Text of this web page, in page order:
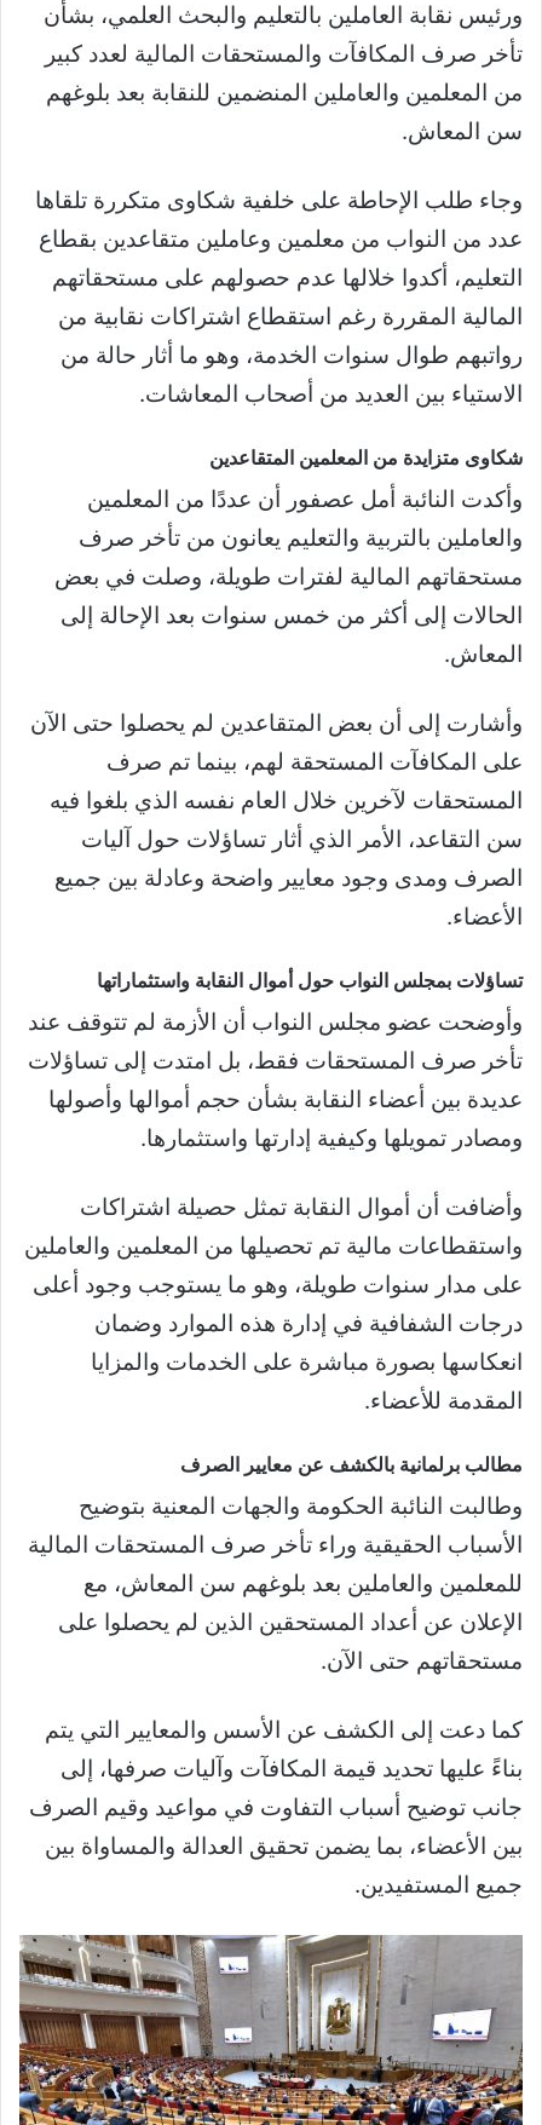
ورئيس نقابة العاملين بالتعليم والبحث العلمي، بشأن
تأخر صرف المكافآت والمستحقات المالية لعدد كبير
من المعلمين والعاملين المنضمين للنقابة بعد بلوغهم
سن المعاش.
وجاء طلب الإحاطة على خلفية شكاوى متكررة تلقاها
عدد من النواب من معلمين وعاملين متقاعدين بقطاع
التعليم، أكدوا خلالها عدم حصولهم على مستحقاتهم
المالية المقررة رغم استقطاع اشتراكات نقابية من
رواتبهم طوال سنوات الخدمة، وهو ما أثار حالة من
الاستياء بين العديد من أصحاب المعاشات.
شكاوى متزايدة من المعلمين المتقاعدين
وأكدت النائبة أمل عصفور أن عددًا من المعلمين
والعاملين بالتربية والتعليم يعانون من تأخر صرف
مستحقاتهم المالية لفترات طويلة، وصلت في بعض
الحالات إلى أكثر من خمس سنوات بعد الإحالة إلى
المعاش.
وأشارت إلى أن بعض المتقاعدين لم يحصلوا حتى الآن
على المكافآت المستحقة لهم، بينما تم صرف
المستحقات لآخرين خلال العام نفسه الذي بلغوا فيه
سن التقاعد، الأمر الذي أثار تساؤلات حول آليات
الصرف ومدى وجود معايير واضحة وعادلة بين جميع
الأعضاء.
تساؤلات بمجلس النواب حول أموال النقابة واستثماراتها
وأوضحت عضو مجلس النواب أن الأزمة لم تتوقف عند
تأخر صرف المستحقات فقط، بل امتدت إلى تساؤلات
عديدة بين أعضاء النقابة بشأن حجم أموالها وأصولها
ومصادر تمويلها وكيفية إدارتها واستثمارها.
وأضافت أن أموال النقابة تمثل حصيلة اشتراكات
واستقطاعات مالية تم تحصيلها من المعلمين والعاملين
على مدار سنوات طويلة، وهو ما يستوجب وجود أعلى
درجات الشفافية في إدارة هذه الموارد وضمان
انعكاسها بصورة مباشرة على الخدمات والمزايا
المقدمة للأعضاء.
مطالب برلمانية بالكشف عن معايير الصرف
وطالبت النائبة الحكومة والجهات المعنية بتوضيح
الأسباب الحقيقية وراء تأخر صرف المستحقات المالية
للمعلمين والعاملين بعد بلوغهم سن المعاش، مع
الإعلان عن أعداد المستحقين الذين لم يحصلوا على
مستحقاتهم حتى الآن.
كما دعت إلى الكشف عن الأسس والمعايير التي يتم
بناءً عليها تحديد قيمة المكافآت وآليات صرفها، إلى
جانب توضيح أسباب التفاوت في مواعيد وقيم الصرف
بين الأعضاء، بما يضمن تحقيق العدالة والمساواة بين
جميع المستفيدين.